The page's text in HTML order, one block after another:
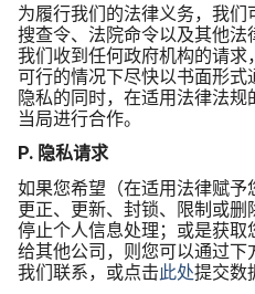
为​履行​我们​的​法律​义务，​我们​
搜查令、​法院​命令​以及​其他​
我们​收到​任何​政府​机构​的​请
可行​的​情况​下​尽快​以​书面​形
隐私​的​同时，​在​适用​法律​法
当局​进行​合作。
P. 隐私请​求
如果​您​希望​（在​适用​法律​赋予​
更正、​更新、​封锁、​限制​或​
停止​个​人​信息​处理；​或是​获
给​其他​公司，​则​您​可以​通过​下
我们​联系，​或​点击此​处提交​数​